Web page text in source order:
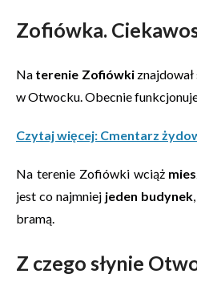
Zofiówka.
Na terenie Zofiówkiznajdował
w Otwocku. Obecnie
Czytaj więcej: Cmentarz
Na terenie Zofiówki wciąż
jest co najmniej jeden budynek
bramą.
Z czego słynie